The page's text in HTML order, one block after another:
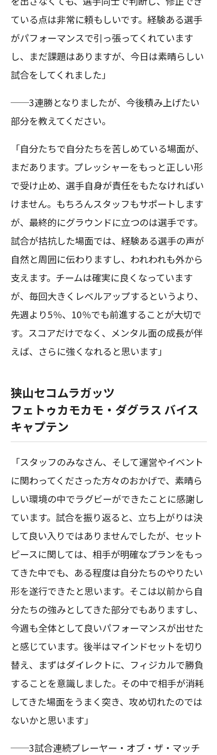
ている点は非常に頼もしいです。経験ある選手
がパフォーマンスで引っ張ってくれています
し、まだ課題はありますが、今日は素晴らしい
試合をしてくれました」
──3連勝となりましたが、今後積み上げたい
部分を教えてください。
「自分たちで自分たちを苦しめている場面が、
まだあります。プレッシャーをもっと正しい形
で受け止め、選手自身が責任をもたなければい
けません。もちろんスタッフもサポートします
が、最終的にグラウンドに立つのは選手です。
試合が拮抗した場面では、経験ある選手の声が
自然と周囲に伝わりますし、われわれも外から
支えます。チームは確実に良くなっています
が、毎回大きくレベルアップするというより、
先週より5％、10％でも前進することが大切で
す。スコアだけでなく、メンタル面の成長が伴
えば、さらに強くなれると思います」
狭山セコムラガッツ
フェトゥカモカモ・ダグラス バイス
キャプテン
「スタッフのみなさん、そして運営やイベント
に関わってくださった方々のおかげで、素晴ら
しい環境の中でラグビーができたことに感謝し
ています。試合を振り返ると、立ち上がりは決
して良い入りではありませんでしたが、セット
ピースに関しては、相手が明確なプランをもっ
てきた中でも、ある程度は自分たちのやりたい
形を遂行できたと思います。そこは以前から自
分たちの強みとしてきた部分でもありますし、
今週も全体として良いパフォーマンスが出せた
と感じています。後半はマインドセットを切り
替え、まずはダイレクトに、フィジカルで勝負
することを意識しました。その中で相手が消耗
してきた場面をうまく突き、攻め切れたのでは
ないかと思います」
──3試合連続プレーヤー・オブ・ザ・マッチ